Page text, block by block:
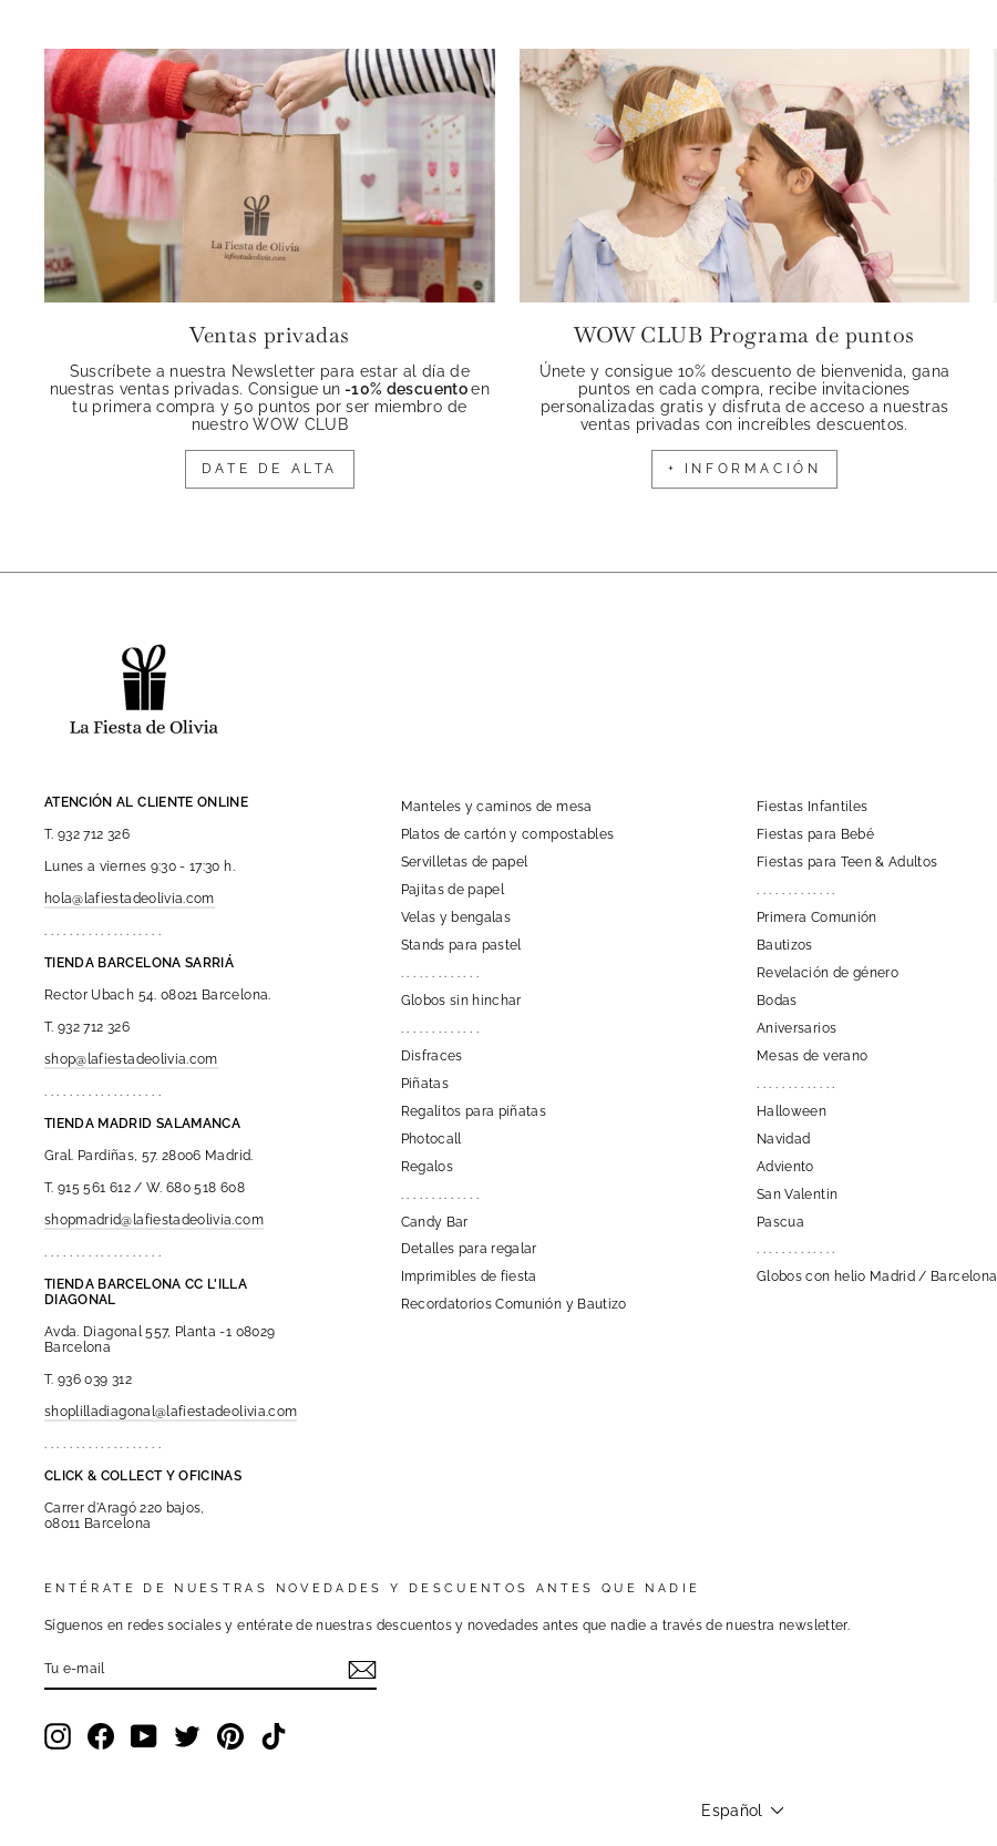
Ventas privadas
Suscríbete a nuestra Newsletter para estar al día de
nuestras ventas privadas. Consigue un -10% descuentoen
tu primera compra y 50 puntos por ser miembro de
nuestro WOW CLUB
DATE DE ALTA
WOW CLUB Programa de puntos
Únete y consigue 10% descuento de bienvenida, gana
puntos en cada compra, recibe invitaciones
personalizadas gratis y disfruta de acceso a nuestras
ventas privadas con increíbles descuentos.
+ INFORMACIÓN
ATENCIÓN AL CLIENTE ONLINE
T. 932 712 326
Lunes a viernes 9:30 - 17:30 h.
hola@lafiestadeolivia.com
. . . . . . . . . . . . . . . . . . .
TIENDA BARCELONA SARRIÁ
Rector Ubach 54. 08021 Barcelona.
T. 932 712 326
shop@lafiestadeolivia.com
. . . . . . . . . . . . . . . . . . .
TIENDA MADRID SALAMANCA
Gral. Pardiñas, 57. 28006 Madrid.
T. 915 561 612 / W. 680 518 608
shopmadrid@lafiestadeolivia.com
. . . . . . . . . . . . . . . . . . .
TIENDA BARCELONA CC L'ILLA
DIAGONAL
Avda. Diagonal 557, Planta -1 08029
Barcelona
T. 936 039 312
shoplilladiagonal@lafiestadeolivia.com
. . . . . . . . . . . . . . . . . . .
CLICK & COLLECT Y OFICINAS
Carrer d'Aragó 220 bajos,
08011 Barcelona
Manteles y caminos de mesa
Platos de cartón y compostables
Servilletas de papel
Pajitas de papel
Velas y bengalas
Stands para pastel
Globos sin hinchar
Disfraces
Piñatas
Regalitos para piñatas
Photocall
Regalos
Candy Bar
Detalles para regalar
Imprimibles de fiesta
Recordatorios Comunión y Bautizo
Fiestas Infantiles
Fiestas para Bebé
Fiestas para Teen & Adultos
. . . . . . . . . . . . .
Primera Comunión
Bautizos
Revelación de género
Bodas
Aniversarios
Mesas de verano
Halloween
Navidad
Adviento
San Valentin
Pascua
. . . . . . . . . . . . .
Globos con helio Madrid / Barcelona
ENTÉRATE DE NUESTRAS NOVEDADES Y DESCUENTOS ANTES QUE NADIE
Síguenos en redes sociales y entérate de nuestras descuentos y novedades antes que nadie a través de nuestra newsletter.
E-
InstagramFacebookYouTube Twitter Pinterest
Idioma
Español